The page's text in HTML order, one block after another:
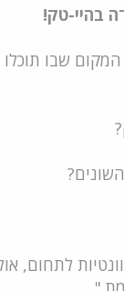
בהיי-טק!
שבו